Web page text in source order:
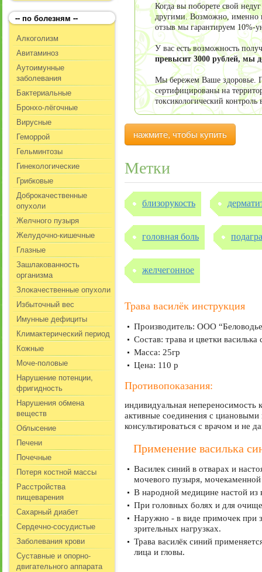
-- по болезням --
Алкоголизм
Авитаминоз
Аутоимунные
заболевания
Бактериальные
Бронхо-лёгочные
Вирусные
Геморрой
Гельминтозы
Гинекологические
Грибковые
Доброкачественные
опухоли
Желчного пузыря
Желудочно-кишечные
Глазные
Зашлакованность
организма
Злокачественные опухоли
Избыточный вес
Имунные дефициты
Климактерический период
Кожные
Моче-половые
Нарушение потенции,
фригидность
Нарушения обмена
веществ
Облысение
Печени
Почечные
Потеря костной массы
Расстройства
пищеварения
Сахарный диабет
Сердечно-сосудистые
Заболевания крови
Суставные и опорно-
двигательного аппарата
Когда вы поборете свой
другими. Возможно, именно
отзыв мы гарантируем 10%-
У вас есть возможность
превысит 3000 рублей, мы
Мы бережем Ваше здоровье.
сертифицированы на
токсикологический контроль
нажмите, чтобы купить
Метки
близорукость
головная боль подагра
желчегонное
Трава василёк инструкция
Производитель: ООО
Состав: трава и цветки василька
Масса: 25гр
Цена: 110 р
Противопоказания:
индивидуальная непереносимость
активные соединения с
консультироваться с врачом и не
Применение василька
Василек синий в отварах и
мочевого пузыря,
В народной медицине настой из
При головных болях и для
Наружно - в виде примочек при
зрительных нагрузках.
Трава василёк синий
лица и гловы.